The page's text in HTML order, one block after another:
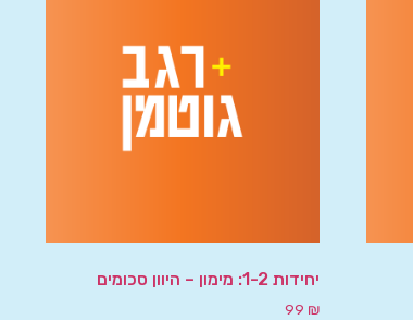
יחידות 1-2: מימון – היוון סכומים
99 ₪